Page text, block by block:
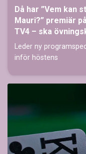
Då har ”Vem kan
Mauri?” premiär på
TV4 – ska
med partiledare
Leder ny
inför höstens